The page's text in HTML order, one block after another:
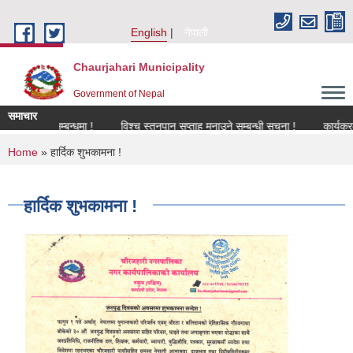
English
नेपाली
Chaurjahari Municipality
Government of Nepal
समाचार
सम्बन्धमा !
विश्च स्तनपान सप्ताह मनाउने सम्बन्धी सूचना ! कार्यक्रममा
You are here
Home » हार्दिक शुभकामना !
हार्दिक शुभकामना !